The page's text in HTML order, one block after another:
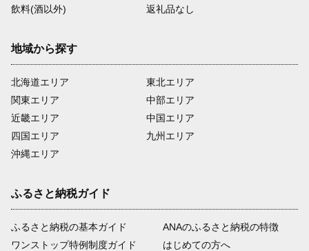
飲料(酒以外)
返礼品なし
地域から探す
北海道エリア
関東エリア
近畿エリア
四国エリア
沖縄エリア
東北エリア
中部エリア
中国エリア
九州エリア
ふるさと納税ガイド
ふるさと納税の基本ガイド
ワンストップ特例制度ガイド
ANAのふるさと納税の特徴
はじめての方へ